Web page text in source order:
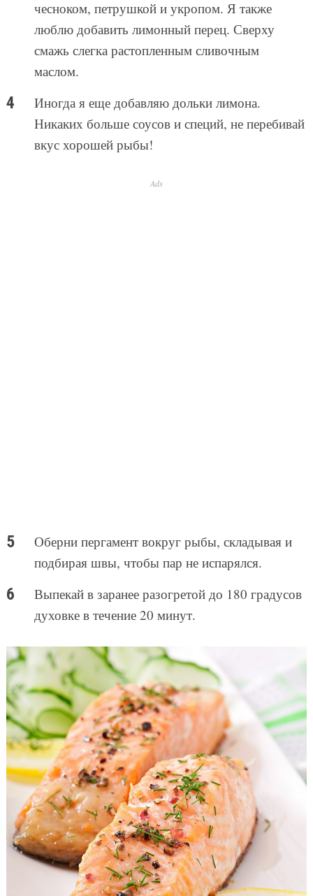
чесноком, петрушкой и укропом. Я также
люблю добавить лимонный перец. Сверху
смажь слегка растопленным сливочным
маслом.
Иногда я еще добавляю дольки лимона.
Никаких больше соусов и специй, не перебивай
вкус хорошей рыбы!
Ads
Оберни пергамент вокруг рыбы, складывая и
подбирая швы, чтобы пар не испарялся.
Выпекай в заранее разогретой до 180 градусов
духовке в течение 20 минут.